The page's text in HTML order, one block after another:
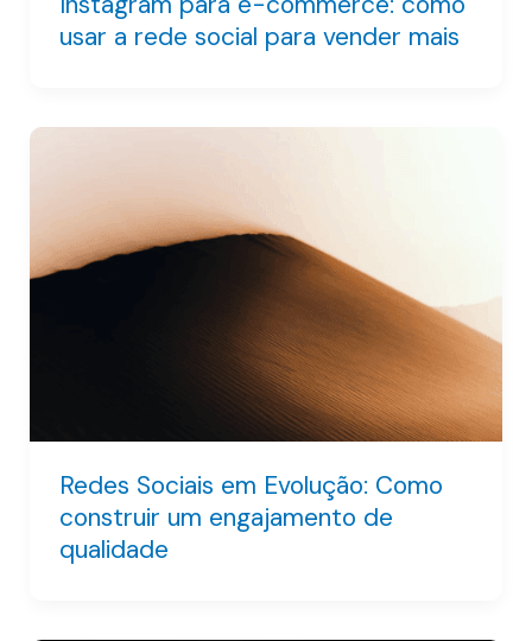
usar a rede social para vender mais
Redes Sociais em Evolução: Como
construir um engajamento de
qualidade